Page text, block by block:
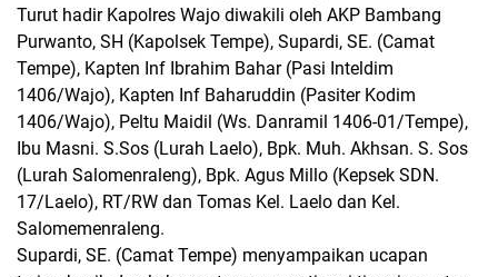
Turut hadir Kapolres Wajo diwakili oleh AKP Bambang
Purwanto, SH (Kapolsek Tempe), Supardi, SE. (Camat
Tempe), Kapten Inf Ibrahim Bahar (Pasi Inteldim
1406/Wajo), Kapten Inf Baharuddin (Pasiter Kodim
1406/Wajo), Peltu Maidil (Ws. Danramil 1406-01/Tempe),
Ibu Masni. S.Sos (Lurah Laelo), Bpk. Muh. Akhsan. S. Sos
(Lurah Salomenraleng), Bpk. Agus Millo (Kepsek SDN.
17/Laelo), RT/RW dan Tomas Kel. Laelo dan Kel.
Salomemenraleng.
Supardi, SE. (Camat Tempe) menyampaikan ucapan